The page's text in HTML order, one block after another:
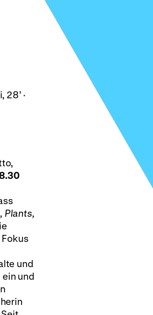
·
Plants,
und
und